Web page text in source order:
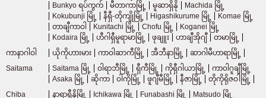
Bunkyo ရပ်ကွက်
မီတာကာမြို့ မူဆာရှိနို
Machida မြို့
Kokubunji မြို့
နီရှီ-တိုကျိုမြို့ Higashikurume မြို့
Komae မြို့
တာချီကာဝါ
Kunitachi မြို့ Chofu မြို့
Koganei မြို့
Kodaira မြို့
ဟီဂါရှီမူရာမာမြို့ ဖုချူး ဟာချီအိုဂျီ
တမာမြို့
ကာနာဂါဝါ
ယိုကိုဟားမား ကာဝါဆာကီမြို့ အီဘီနာမြို့
ဆာဂါမီဟာရာမြို့
Saitama
Saitama မြို့ ဝါရာဘီမြို့ ရှီကီမြို့ ကိုရှီဂါယာမြို့
ကာဝါဂူချီမြို့
Asaka မြို့
ဆိုကာ ဝါကိုမြို့ ဖူဂျီမီမြို့ နီဇာမြို့
တိုကိုရိုဇဝါမြို့
Chiba
နာရာရှီနိုမြို့ Ichikawa မြို့ Funabashi မြို့ Matsudo မြို့